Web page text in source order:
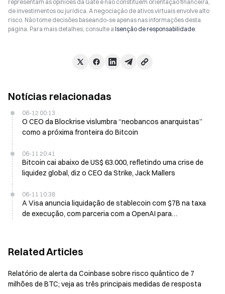
representam as opiniões da Gate e não constituem orientação financeira,
de investimentos ou jurídica. A negociação de ativos virtuais envolve alto
risco. Não tome decisões baseando-se apenas nas informações desta
página. Para mais detalhes, consulte a Isenção de responsabilidade
Notícias relacionadas
06-12 00:13
O CEO da Blockrise vislumbra “neobancos anarquistas”
como a próxima fronteira do Bitcoin
06-11 20:41
Bitcoin cai abaixo de US$ 63.000, refletindo uma crise de
liquidez global, diz o CEO da Strike, Jack Mallers
06-11 10:38
A Visa anuncia liquidação de stablecoin com $7B na taxa
de execução, com parceria com a OpenAI para
Related Articles
Relatório de alerta da Coinbase sobre risco quântico de 7
milhões de BTC; veja as três principais medidas de resposta